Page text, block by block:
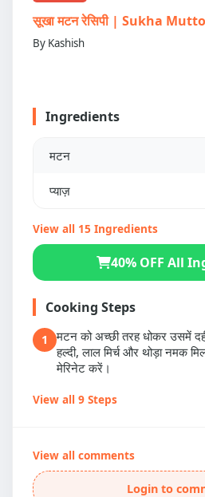
सूखा मटन रेसिपी | Sukha
By Kashish
Ingredients
मटन
प्याज़
View all 15 Ingredients
40% OFF All
Cooking Steps
1
मटन को अच्छी तरह धोकर उसमें
हल्दी, लाल मिर्च और थोड़ा नमक
मेरिनेट करें।
View all 9 Steps
View all comments
Login to